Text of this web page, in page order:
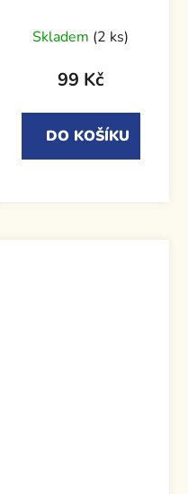
Skladem (2 ks)
99 Kč
DO KOŠÍKU